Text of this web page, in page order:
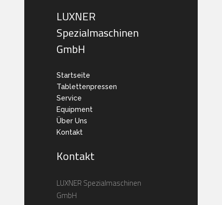
LUXNER
Spezialmaschinen
GmbH
Startseite
Tablettenpressen
Service
Equipment
Über Uns
Kontakt
Kontakt
LUXNER Spezialmaschinen
GmbH